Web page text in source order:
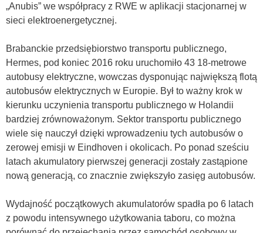
„Anubis” we współpracy z RWE w aplikacji stacjonarnej w
sieci elektroenergetycznej.
Brabanckie przedsiębiorstwo transportu publicznego,
Hermes, pod koniec 2016 roku uruchomiło 43 18-metrowe
autobusy elektryczne, wowczas dysponując największą flotą
autobusów elektrycznych w Europie. Był to ważny krok w
kierunku uczynienia transportu publicznego w Holandii
bardziej zrównoważonym. Sektor transportu publicznego
wiele się nauczył dzięki wprowadzeniu tych autobusów o
zerowej emisji w Eindhoven i okolicach. Po ponad sześciu
latach akumulatory pierwszej generacji zostały zastąpione
nową generacją, co znacznie zwiększyło zasięg autobusów.
Wydajność początkowych akumulatorów spadła po 6 latach
z powodu intensywnego użytkowania taboru, co można